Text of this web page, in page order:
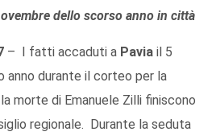
dello scorso anno in città
– I fatti accaduti a Pavia il 5
anno durante il corteo per la
morte di Emanuele Zilli finiscono
regionale. Durante la seduta